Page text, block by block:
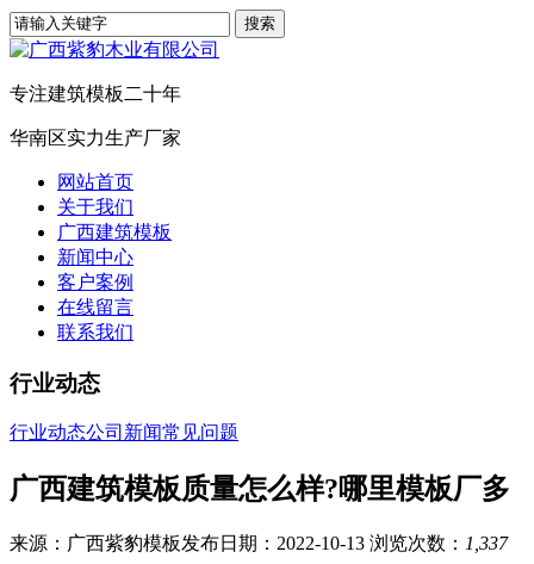
专注建筑模板二十年
华南区实力生产厂家
网站首页
关于我们
广西建筑模板
新闻中心
客户案例
在线留言
联系我们
行业动态
行业动态公司新闻常见问题
广西建筑模板质量怎么样?哪里模板厂多
来源：广西紫豹模板发布日期：2022-10-13 浏览次数： 1,337